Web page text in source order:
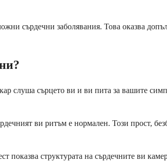
сърдечни заболявания. Това оказва
слуша сърцето ви и ви пита за вашите
ви ритъм е нормален. Този прост,
показва структурата на сърдечните ви